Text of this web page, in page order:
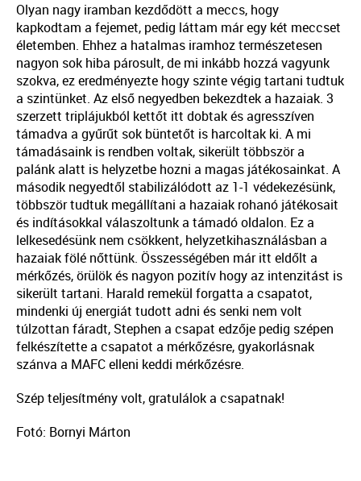
Olyan nagy iramban kezdődött a meccs, hogy
kapkodtam a fejemet, pedig láttam már egy két meccset
életemben. Ehhez a hatalmas iramhoz természetesen
nagyon sok hiba párosult, de mi inkább hozzá vagyunk
szokva, ez eredményezte hogy szinte végig tartani tudtuk
a szintünket. Az első negyedben bekezdtek a hazaiak. 3
szerzett triplájukból kettőt itt dobtak és agresszíven
támadva a gyűrűt sok büntetőt is harcoltak ki. A mi
támadásaink is rendben voltak, sikerült többször a
palánk alatt is helyzetbe hozni a magas játékosainkat. A
második negyedtől stabilizálódott az 1-1 védekezésünk,
többször tudtuk megállítani a hazaiak rohanó játékosait
és indításokkal válaszoltunk a támadó oldalon. Ez a
lelkesedésünk nem csökkent, helyzetkihasználásban a
hazaiak fölé nőttünk. Összességében már itt eldőlt a
mérkőzés, örülök és nagyon pozitív hogy az intenzitást is
sikerült tartani. Harald remekül forgatta a csapatot,
mindenki új energiát tudott adni és senki nem volt
túlzottan fáradt, Stephen a csapat edzője pedig szépen
felkészítette a csapatot a mérkőzésre, gyakorlásnak
szánva a MAFC elleni keddi mérkőzésre.
Szép teljesítmény volt, gratulálok a csapatnak!
Fotó: Bornyi Márton